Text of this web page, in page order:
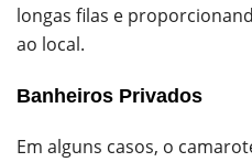
longas filas e
ao local.
Banheiros Privados
Em alguns casos, o